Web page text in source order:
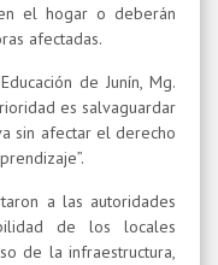
el hogar o deberán
afectadas.
de Junín, Mg.
es salvaguardar
sin afectar el derecho
a las autoridades
de los locales
de la infraestructura,